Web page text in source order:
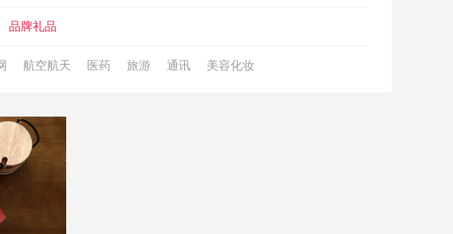
品牌礼品
航空航天 医药 旅游 通讯 美容化妆